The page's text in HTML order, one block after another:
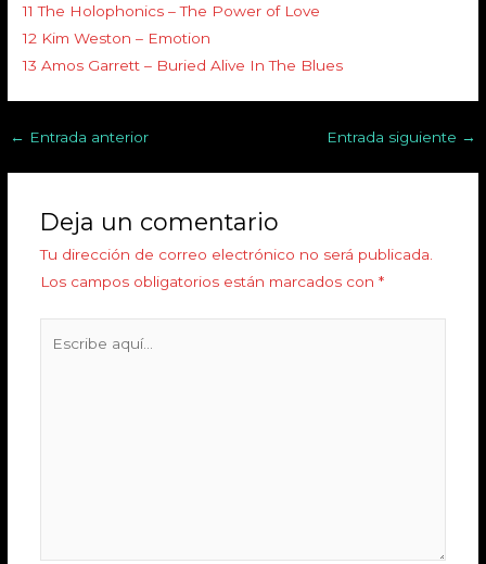
11 The Holophonics – The Power of Love
12 Kim Weston – Emotion
13 Amos Garrett – Buried Alive In The Blues
← Entrada anterior Entrada siguiente →
Deja un comentario
Tu dirección de correo electrónico no será publicada.
Los campos obligatorios están marcados con *